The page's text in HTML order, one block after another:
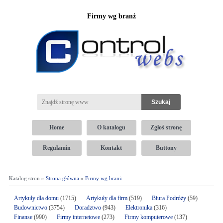
Firmy wg branż
Home O katalogu Zgłoś stronę
Regulamin Kontakt Buttony
Katalog stron » Strona główna» Firmy wg branż
Artykuły dla domu(1715) Artykuły dla firm(519) Biura Podróży(59)
Budownictwo(3754) Doradztwo(943) Elektronika (316)
Finanse(990) Firmy internetowe (273) Firmy komputerowe(137)